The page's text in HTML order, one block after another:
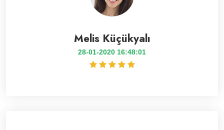
Melis Küçükyalı
28-01-2020 16:48:01